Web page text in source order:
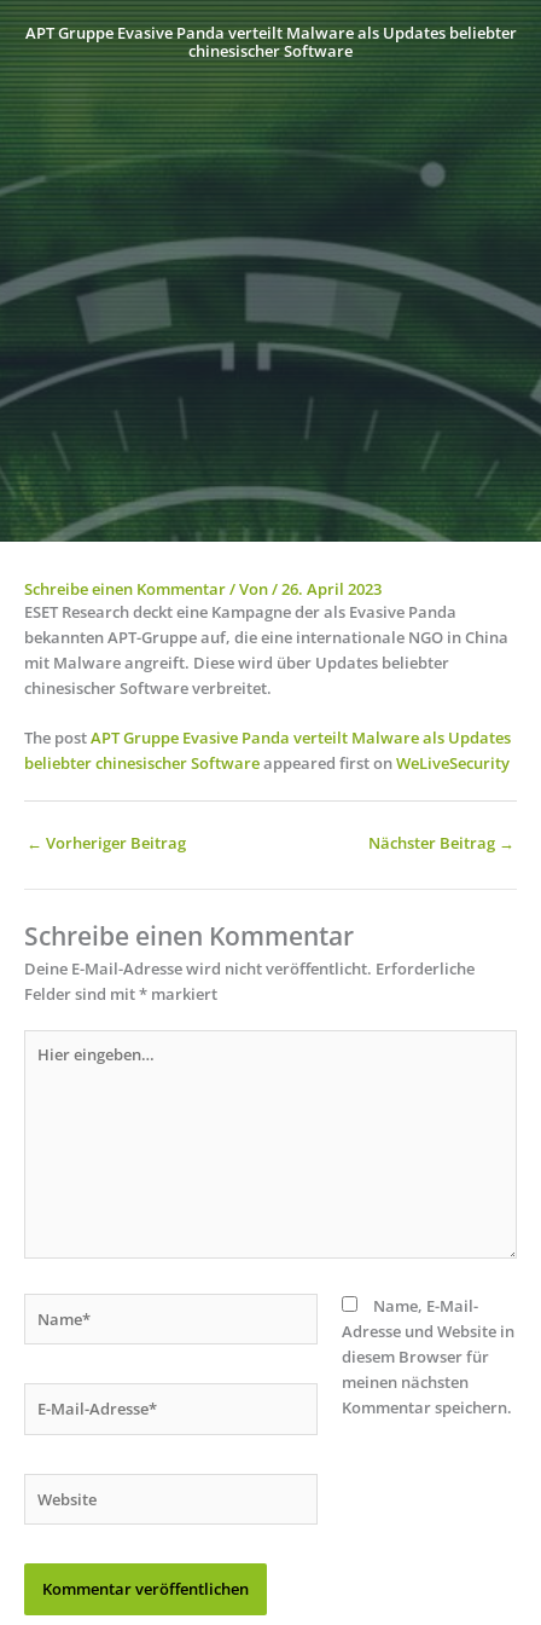
APT Gruppe Evasive Panda verteilt Malware als Updates beliebter
chinesischer Software
Schreibe einen Kommentar/ Von/26. April 2023
ESET Research deckt eine Kampagne der als Evasive Panda
bekannten APT-Gruppe auf, die eine internationale NGO in China
mit Malware angreift. Diese wird über Updates beliebter
chinesischer Software verbreitet.
The postAPT Gruppe Evasive Panda verteilt Malware als Updates
beliebter chinesischer Softwareappeared first onWeLiveSecurity
← Vorheriger Beitrag Nächster Beitrag →
Schreibe einen Kommentar
Deine E-Mail-Adresse wird nicht veröffentlicht. Erforderliche
Felder sind mit* markiert
eingeben…
Mail-
Name, E-Mail-
Adresse und Website in
diesem Browser für
meinen nächsten
Kommentar speichern.